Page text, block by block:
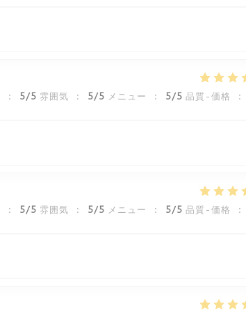
: 5/5 雰囲気 : 5/5 メニュー : 5/5 品質-価格 :
: 5/5 雰囲気 : 5/5 メニュー : 5/5 品質-価格 :